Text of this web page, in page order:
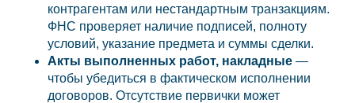
контрагентам или нестандартным транзакциям.
ФНС проверяет наличие подписей, полноту
условий, указание предмета и суммы сделки.
Акты выполненных работ, накладные —
чтобы убедиться в фактическом исполнении
договоров. Отсутствие первички может